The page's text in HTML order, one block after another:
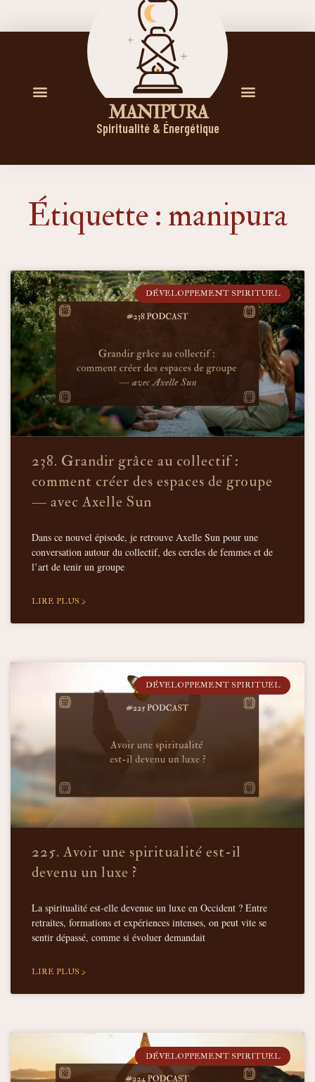
M A N I P U R A
Spiritualité & Énergétique
Étiquette : manipura
DÉVELOPPEMENT SPIRITUEL
238. Grandir grâce au collectif :
comment créer des espaces de groupe
— avec Axelle Sun
Dans ce nouvel épisode, je retrouve Axelle Sun pour une
conversation autour du collectif, des cercles de femmes et de
l’art de tenir un groupe
LIRE PLUS >
DÉVELOPPEMENT SPIRITUEL
225. Avoir une spiritualité est-il
devenu un luxe ?
La spiritualité est-elle devenue un luxe en Occident ? Entre
retraites, formations et expériences intenses, on peut vite se
sentir dépassé, comme si évoluer demandait
LIRE PLUS >
DÉVELOPPEMENT SPIRITUEL